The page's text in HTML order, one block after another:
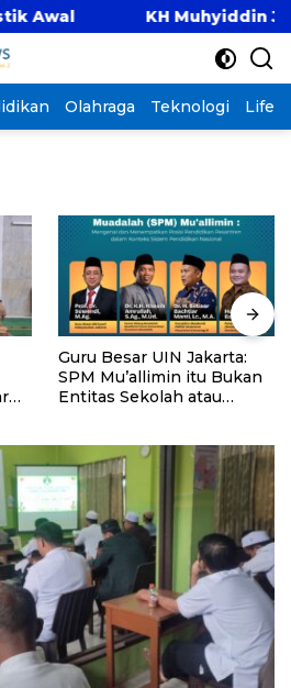
KH Muhyiddin
Olahraga Teknologi
Guru Besar UIN Jakarta:
SPM Mu’allimin itu Bukan
Entitas Sekolah atau